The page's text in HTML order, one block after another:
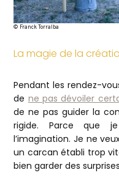
© Franck Torralba
La magie de la
Pendant les rendez-
de ne pas dévoiler
de ne pas guider la
rigide. Parce que
l’imagination. Je ne
un carcan établi trop
bien garder des